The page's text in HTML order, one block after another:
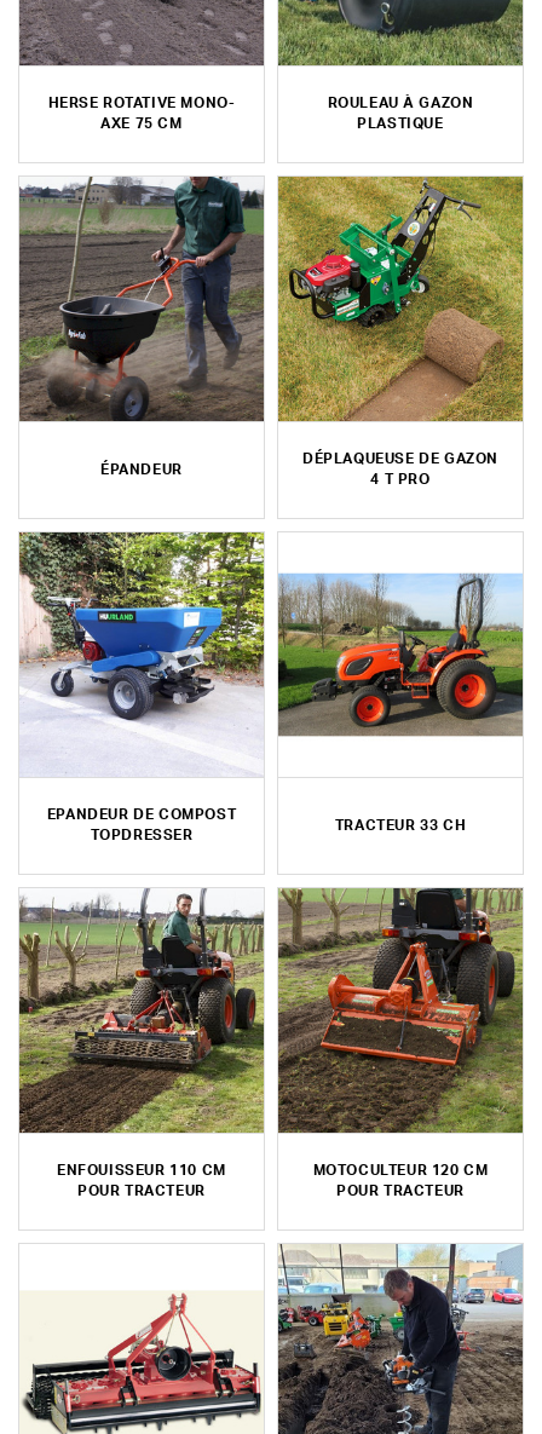
HERSE ROTATIVE MONO-
AXE 75 CM
ROULEAU À GAZON
PLASTIQUE
ÉPANDEUR
DÉPLAQUEUSE DE GAZON
4 T PRO
EPANDEUR DE COMPOST
TOPDRESSER
TRACTEUR 33 CH
ENFOUISSEUR 110 CM
POUR TRACTEUR
MOTOCULTEUR 120 CM
POUR TRACTEUR